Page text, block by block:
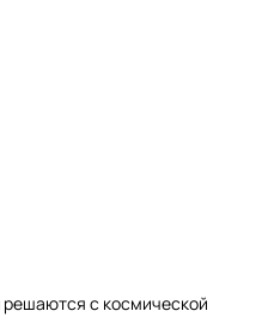
с космической